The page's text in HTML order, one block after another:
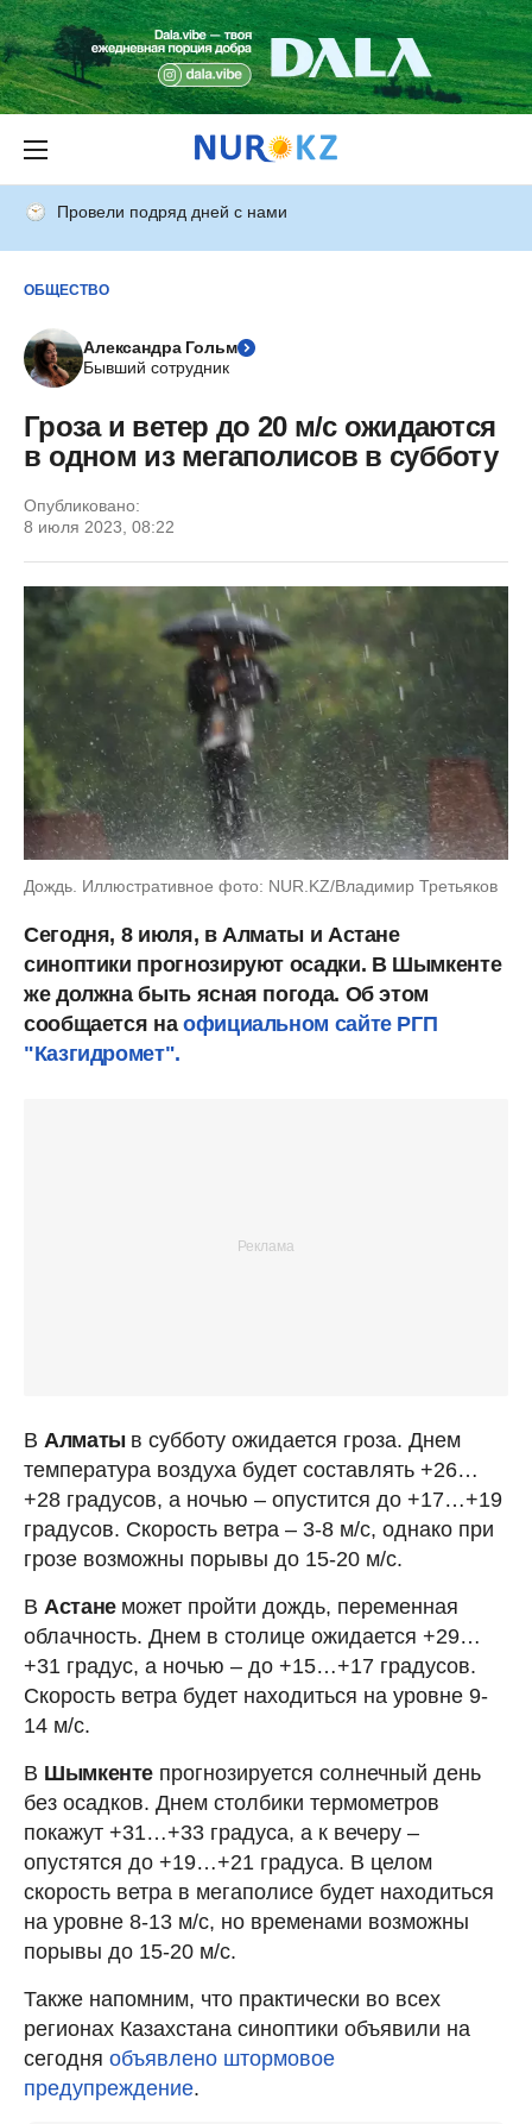
Провели подряд дней с нами
ОБЩЕСТВО
Александра Гольм
Бывший сотрудник
Гроза и ветер до 20 м/с ожидаются
в одном из мегаполисов в субботу
Опубликовано:
8 июля 2023, 08:22
Дождь. Иллюстративное фото: NUR.KZ/Владимир Третьяков
Сегодня, 8 июля, в Алматы и Астане
синоптики прогнозируют осадки. В Шымкенте
же должна быть ясная погода. Об этом
сообщается на официальном сайте РГП
"Казгидромет".
В Алматы в субботу ожидается гроза. Днем
температура воздуха будет составлять +26…
+28 градусов, а ночью – опустится до +17…+19
градусов. Скорость ветра – 3-8 м/с, однако при
грозе возможны порывы до 15-20 м/с.
В Астане может пройти дождь, переменная
облачность. Днем в столице ожидается +29…
+31 градус, а ночью – до +15…+17 градусов.
Скорость ветра будет находиться на уровне 9-
14 м/с.
В Шымкенте прогнозируется солнечный день
без осадков. Днем столбики термометров
покажут +31…+33 градуса, а к вечеру –
опустятся до +19…+21 градуса. В целом
скорость ветра в мегаполисе будет находиться
на уровне 8-13 м/с, но временами возможны
порывы до 15-20 м/с.
Также напомним, что практически во всех
регионах Казахстана синоптики объявили на
сегодня объявлено штормовое
предупреждение.